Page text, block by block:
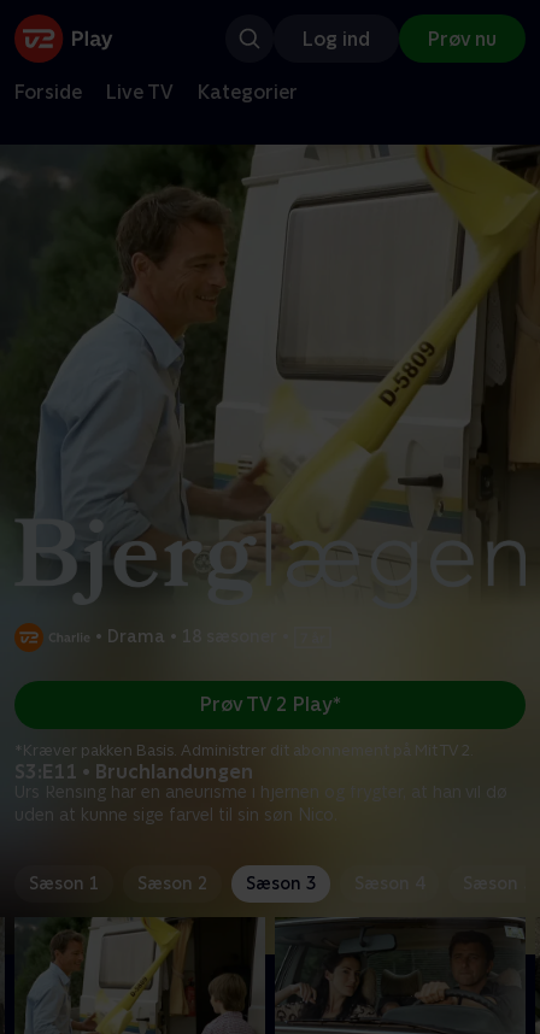
Log ind Prøv nu
Forside Live TV Kategorier
• Drama •
S3:E11 • Bruchlandungen
Urs Rensing har en aneurisme i hjernen og frygter, at han vil dø
uden at kunne sige farvel til sin søn Nico.
Prøv TV 2 Play*
*Kræver pakken Basis. Administrer dit abonnement på Mit TV 2.
Sæson 1 Sæson 2 Sæson 3 Sæson 4